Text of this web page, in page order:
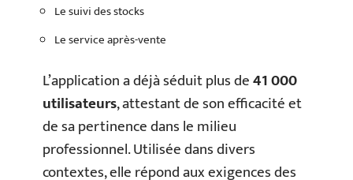
Le suivi des stocks
Le service après-vente
L’application a déjà séduit plus de41 000
utilisateurs, attestant de son efficacité et
de sa pertinence dans le milieu
professionnel. Utilisée dans divers
contextes, elle répond aux exigences des